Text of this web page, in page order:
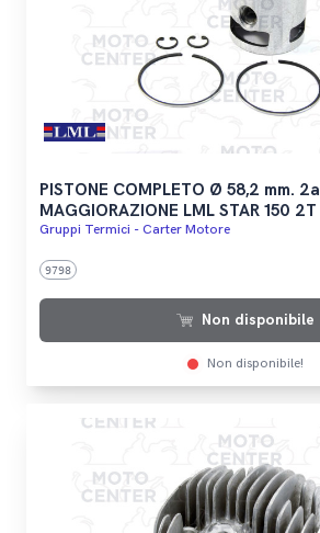
PISTONE COMPLETO Ø 58,2 mm. 2a
MAGGIORAZIONE LML STAR 150 2T
Gruppi Termici - Carter Motore
9798
Non disponibile
Non disponibile!